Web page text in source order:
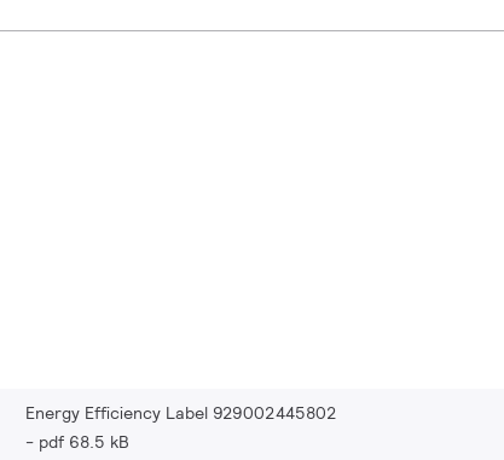
Energy Efficiency Label 929002445802
pdf 68.5 kB